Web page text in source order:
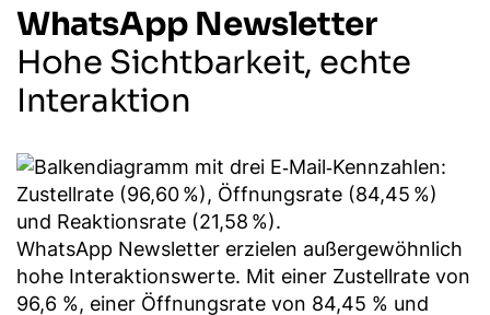
WhatsApp Newsletter
Hohe Sichtbarkeit, echte
Interaktion
WhatsApp Newsletter erzielen außergewöhnlich
hohe Interaktionswerte. Mit einer Zustellrate von
96,6 %, einer Öffnungsrate von 84,45 % und